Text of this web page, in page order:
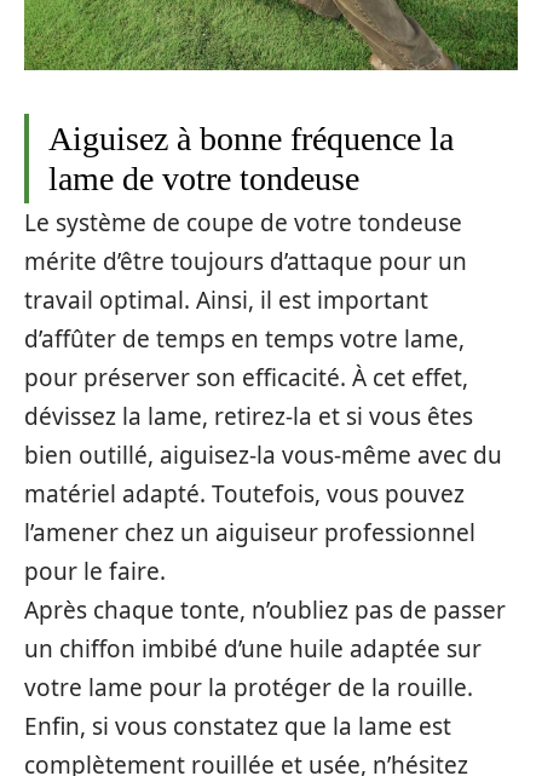
Aiguisez à bonne fréquence la
lame de votre tondeuse
Le système de coupe de votre tondeuse
mérite d’être toujours d’attaque pour un
travail optimal. Ainsi, il est important
d’affûter de temps en temps votre lame,
pour préserver son efficacité. À cet effet,
dévissez la lame, retirez-la et si vous êtes
bien outillé, aiguisez-la vous-même avec du
matériel adapté. Toutefois, vous pouvez
l’amener chez un aiguiseur professionnel
pour le faire.
Après chaque tonte, n’oubliez pas de passer
un chiffon imbibé d’une huile adaptée sur
votre lame pour la protéger de la rouille.
Enfin, si vous constatez que la lame est
complètement rouillée et usée, n’hésitez